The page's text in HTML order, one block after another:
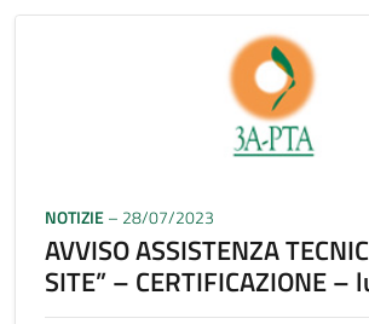
NOTIZIE– 28/07/2023
AVVISO ASSISTENZA
SITE” – CERTIFICAZIONE